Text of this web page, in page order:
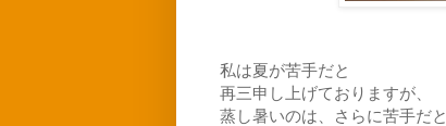
私は夏が苦手だと
再三申し上げておりますが、
蒸し暑いのは、さらに苦手だと